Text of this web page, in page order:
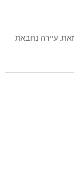
עיירה נחבאת